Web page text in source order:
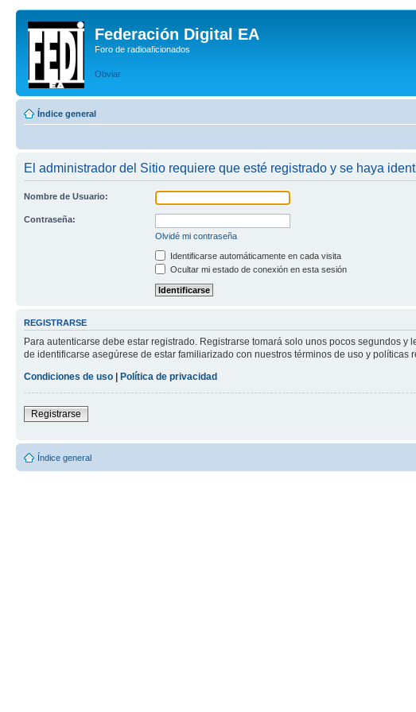
Federación Digital EA
Foro de radioaficionados
Obviar
Índice general
El administrador del Sitio requiere que esté registrado y se haya
Nombre de Usuario:
Contraseña:
Olvidé mi contraseña
Identificarse automáticamente en cada visita
Ocultar mi estado de conexión en esta sesión
REGISTRARSE
Para autenticarse debe estar registrado. Registrarse tomará solo unos pocos segundos
de identificarse asegúrese de estar familiarizado con nuestros términos de uso y
Condiciones de uso | Política de privacidad
Registrarse
Índice general